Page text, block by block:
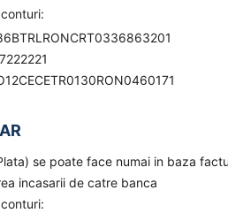
se poate face numai in baza
incasarii de catre banca